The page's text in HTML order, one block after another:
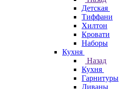
Детская
Тиффани
Хилтон
Кровати
Наборы
Кухня
Назад
Кухня
Гарнитуры
Диваны